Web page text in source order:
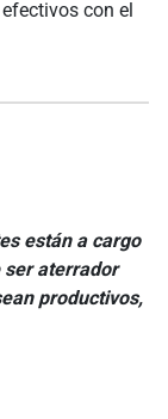
con el
están a cargo
ser aterrador
productivos,